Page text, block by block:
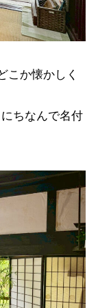
こか懐かしく
ちなんで名付